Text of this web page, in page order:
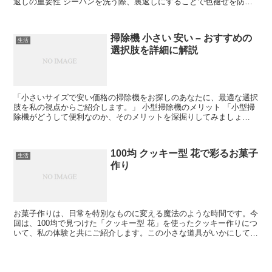
生活
掃除機 小さい 安い – おすすめの
選択肢を詳細に解説
「小さいサイズで安い価格の掃除機をお探しのあなたに、最適な選択
肢を私の視点からご紹介します。」 小型掃除機のメリット 「小型掃
除機がどうして便利なのか、そのメリットを深掘りしてみましょ
生活
100均 クッキー型 花で彩るお菓子
作り
お菓子作りは、日常を特別なものに変える魔法のような時間です。今
回は、100均で見つけた「クッキー型 花」を使ったクッキー作りにつ
いて、私の体験と共にご紹介します。この小さな道具がいかにしてお